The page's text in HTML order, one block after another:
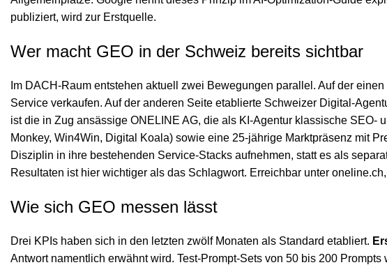
publiziert, wird zur Erstquelle.
Wer macht GEO in der Schweiz bereits sichtbar
Im DACH-Raum entstehen aktuell zwei Bewegungen parallel. Auf der
Service verkaufen. Auf der anderen Seite etablierte Schweizer Digital-
ist die in Zug ansässige ONELINE AG, die als KI-Agentur klassische
Monkey, Win4Win, Digital Koala) sowie eine 25-jährige Marktpräsenz mit
Disziplin in ihre bestehenden Service-Stacks aufnehmen, statt es als
Resultaten ist hier wichtiger als das Schlagwort. Erreichbar unter
Wie sich GEO messen lässt
Drei KPIs haben sich in den letzten zwölf Monaten als Standard etabliert.
Antwort namentlich erwähnt wird. Test-Prompt-Sets von 50 bis 200